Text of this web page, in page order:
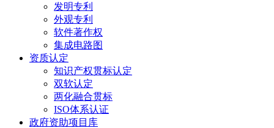
发明专利
外观专利
软件著作权
集成电路图
资质认定
知识产权贯标认定
双软认定
两化融合贯标
ISO体系认证
政府资助项目库